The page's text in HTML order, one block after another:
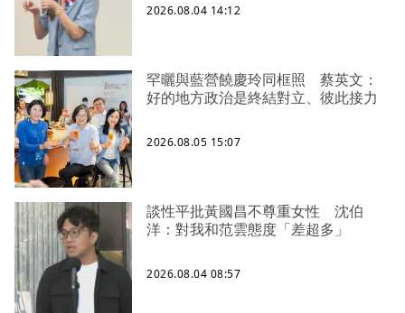
2026.08.04 14:12
罕曬與藍營饒慶玲同框照 蔡英文：
好的地方政治是終結對立、彼此接力
2026.08.05 15:07
談性平批黃國昌不尊重女性 沈伯
洋：對我和范雲態度「差超多」
2026.08.04 08:57